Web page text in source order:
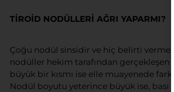
TİROİD NODÜLLERİ AĞRI YAPARMI?
Çoğu nodül sinsidir ve hiç belirti
nodüller hekim tarafından
büyük bir kısmı ise elle muayenede
Nodül boyutu yeterince büyük ise,